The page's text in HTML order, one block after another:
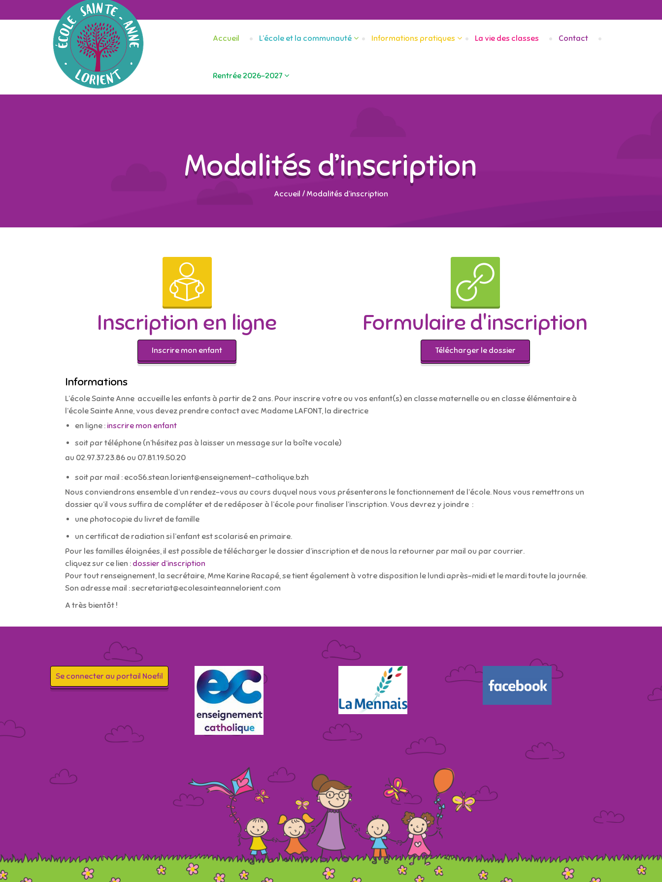
Accueil L’école et la communauté Informations pratiques La vie des classes Contact
Rentrée 2026-2027
Modalités d’inscription
Accueil / Modalités d’inscription
Inscription en ligne
Inscrire mon enfant
Formulaire d'inscription
Télécharger le dossier
Informations
L’école Sainte Anne accueille les enfants à partir de 2 ans. Pour inscrire votre ou vos enfant(s) en classe maternelle ou en classe élémentaire à
l’école Sainte Anne, vous devez prendre contact avec Madame LAFONT, la directrice
en ligne : inscrire mon enfant
soit par téléphone (n’hésitez pas à laisser un message sur la boîte vocale)
au 02.97.37.23.86 ou 07.81.19.50.20
soit par mail : eco56.stean.lorient@enseignement-catholique.bzh
Nous conviendrons ensemble d’un rendez-vous au cours duquel nous vous présenterons le fonctionnement de l’école. Nous vous remettrons un
dossier qu’il vous suffira de compléter et de redéposer à l’école pour finaliser l’inscription. Vous devrez y joindre :
une photocopie du livret de famille
un certificat de radiation si l’enfant est scolarisé en primaire.
Pour les familles éloignées, il est possible de télécharger le dossier d’inscription et de nous la retourner par mail ou par courrier.
cliquez sur ce lien : dossier d’inscription
Pour tout renseignement, la secrétaire, Mme Karine Racapé, se tient également à votre disposition le lundi après-midi et le mardi toute la journée.
Son adresse mail : secretariat@ecolesainteannelorient.com
A très bientôt !
Se connecter au portail Noefil